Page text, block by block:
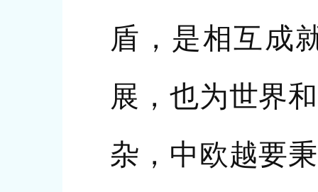
盾，是相互成
展，也为世界
杂，中欧越要